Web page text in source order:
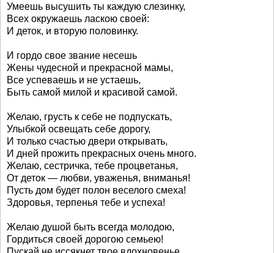
Умеешь высушить ты каждую слезинку,
Всех окружаешь ласкою своей:
И деток, и вторую половинку.
И гордо свое звание несешь
Жены чудесной и прекрасной мамы,
Все успеваешь и не устаешь,
Быть самой милой и красивой самой.
Желаю, грусть к себе не подпускать,
Улыбкой освещать себе дорогу,
И только счастью двери открывать,
И дней прожить прекрасных очень много.
Желаю, сестричка, тебе процветанья,
От деток — любви, уваженья, вниманья!
Пусть дом будет полон веселого смеха!
Здоровья, терпенья тебе и успеха!
Желаю душой быть всегда молодою,
Гордиться своей дорогою семьею!